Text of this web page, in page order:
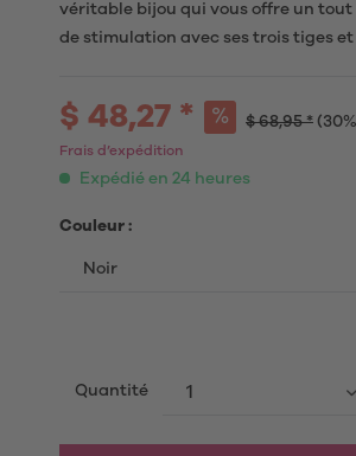
véritable bijou qui vous offre un
de stimulation avec ses trois tiges et
$ 48,27 * $ 68,95 *
Frais d’expédition
Expédié en 24 heures
Couleur :
Quantité